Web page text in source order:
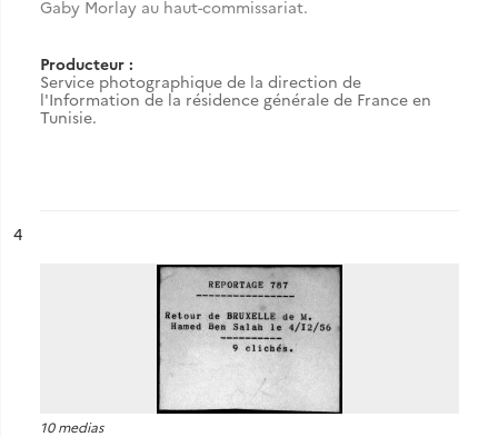
Gaby Morlay au haut-commissariat.
Producteur :
Service photographique de la direction de
l'Information de la résidence générale de France en
Tunisie.
n°
4
10 medias